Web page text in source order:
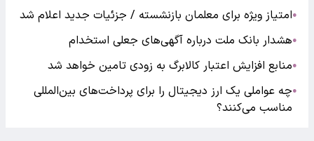
●امتیاز ویژه برای معلمان بازنشسته / جزئیات جدید اعلام شد
●هشدار بانک ملت درباره آگهی‌های جعلی استخدام
●منابع افزایش اعتبار کالابرگ به زودی تامین خواهد شد
●چه عواملی یک ارز دیجیتال را برای پرداخت‌های بین‌المللی
مناسب می‌کنند؟